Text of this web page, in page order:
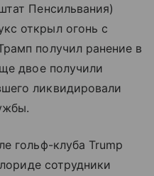
Пенсильвания)
открыл огонь с
получил ранение в
двое получили
ликвидировали
гольф-клуба Trump
сотрудники